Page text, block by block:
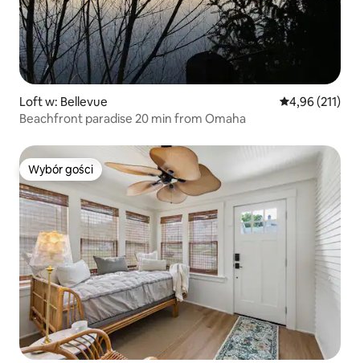
Loft w: Bellevue Średnia
4,96 (211)
Beachfront paradise 20 min from Omaha
Wybór gości
Wybór gości